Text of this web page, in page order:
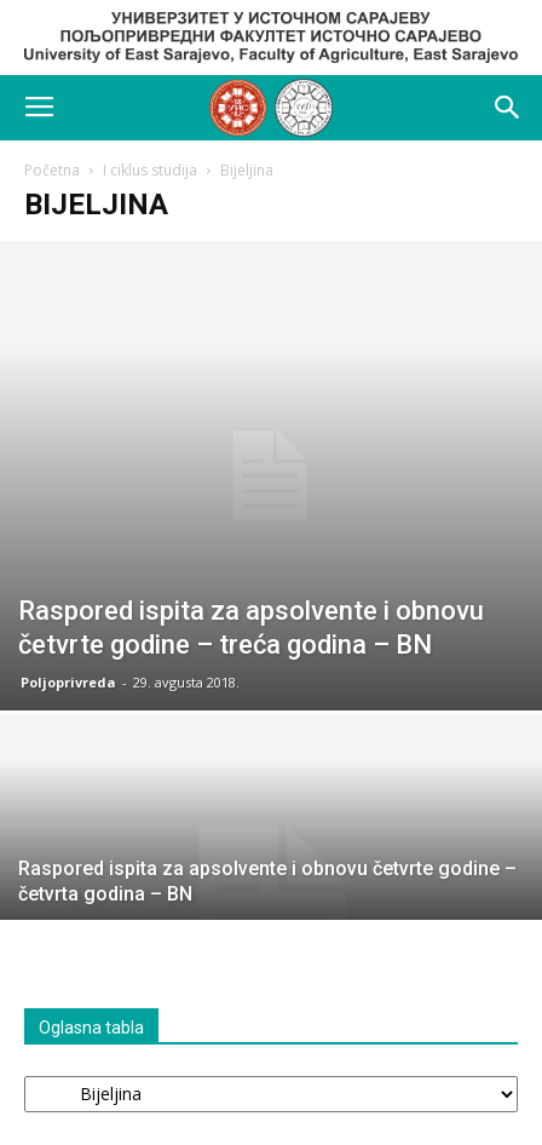
Početna I ciklus studija Bijeljina
BIJELJINA
Raspored ispita za apsolvente i obnovu
četvrte godine – treća godina – BN
Poljoprivreda - 29. avgusta 2018.
Raspored ispita za apsolvente i obnovu četvrte godine –
četvrta godina – BN
Oglasna tabla
Oglasna